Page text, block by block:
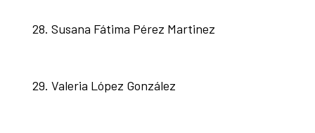
Susana Fátima Pérez Martinez
Valeria López González